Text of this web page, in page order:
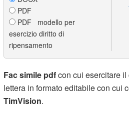
PDF
PDF modello per
esercizio diritto di
ripensamento
Fac simile pdfcon cui esercitare il
lettera in formato editabile con cui
TimVision.